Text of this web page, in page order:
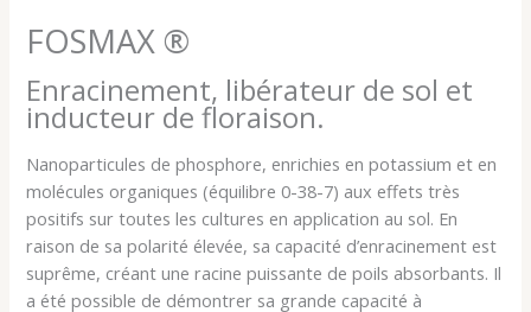
FOSMAX ®
Enracinement, libérateur de sol et
inducteur de floraison.
Nanoparticules de phosphore, enrichies en potassium et en
molécules organiques (équilibre 0-38-7) aux effets très
positifs sur toutes les cultures en application au sol. En
raison de sa polarité élevée, sa capacité d’enracinement est
suprême, créant une racine puissante de poils absorbants. Il
a été possible de démontrer sa grande capacité à